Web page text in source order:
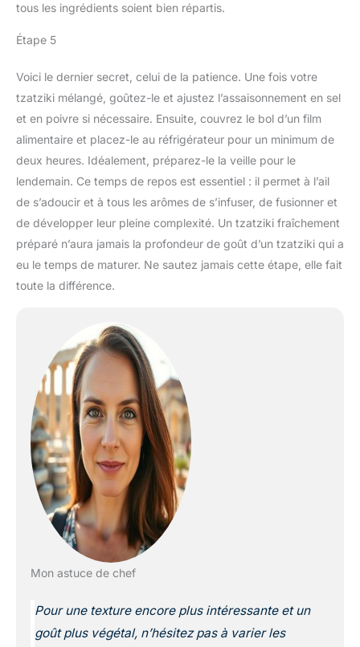
tous les ingrédients soient bien répartis.
Étape 5
Voici le dernier secret, celui de la patience. Une fois votre
tzatziki mélangé, goûtez-le et ajustez l’assaisonnement en sel
et en poivre si nécessaire. Ensuite, couvrez le bol d’un film
alimentaire et placez-le au réfrigérateur pour un minimum de
deux heures. Idéalement, préparez-le la veille pour le
lendemain. Ce temps de repos est essentiel : il permet à l’ail
de s’adoucir et à tous les arômes de s’infuser, de fusionner et
de développer leur pleine complexité. Un tzatziki fraîchement
préparé n’aura jamais la profondeur de goût d’un tzatziki qui a
eu le temps de maturer. Ne sautez jamais cette étape, elle fait
toute la différence.
Mon astuce de chef
Pour une texture encore plus intéressante et un
goût plus végétal, n’hésitez pas à varier les